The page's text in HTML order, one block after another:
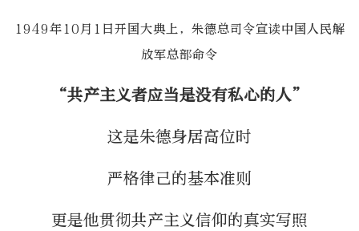
1949年10月1日开国大典上，朱德总司令宣读中国人民解
放军总部命令
“共产主义者应当是没有私心的人”
这是朱德身居高位时
严格律己的基本准则
更是他贯彻共产主义信仰的真实写照